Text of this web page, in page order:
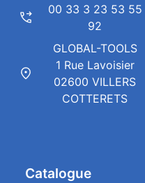
Catalogue
00 33 3 23 53 55
92
GLOBAL-TOOLS
1 Rue Lavoisier
02600 VILLERS
COTTERETS